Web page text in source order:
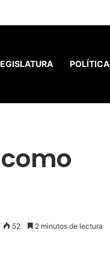
de Economía
POLÍTICA
52 2 minutos de lectura